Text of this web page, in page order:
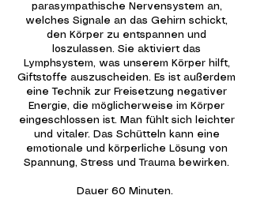
parasympathische Nervensystem an,
welches Signale an das Gehirn schickt,
den Körper zu entspannen und
loszulassen. Sie aktiviert das
Lymphsystem, was unserem Körper hilft,
Giftstoffe auszuscheiden. Es ist außerdem
eine Technik zur Freisetzung negativer
Energie, die möglicherweise im Körper
eingeschlossen ist. Man fühlt sich leichter
und vitaler. Das Schütteln kann eine
emotionale und körperliche Lösung von
Spannung, Stress und Trauma bewirken.
Dauer 60 Minuten.